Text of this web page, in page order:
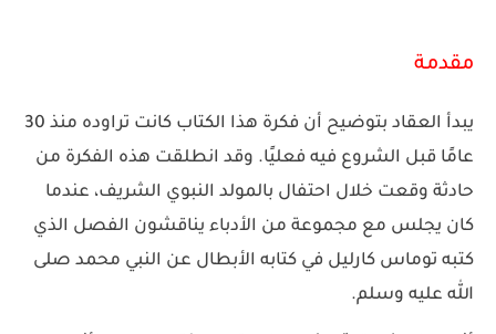
مقدمة
يبدأ العقاد بتوضيح أن فكرة هذا الكتاب كانت تراوده منذ 30
عامًا قبل الشروع فيه فعليًا. وقد انطلقت هذه الفكرة من
حادثة وقعت خلال احتفال بالمولد النبوي الشريف، عندما
كان يجلس مع مجموعة من الأدباء يناقشون الفصل الذي
كتبه توماس كارليل في كتابه الأبطال عن النبي محمد صلى
الله عليه وسلم.